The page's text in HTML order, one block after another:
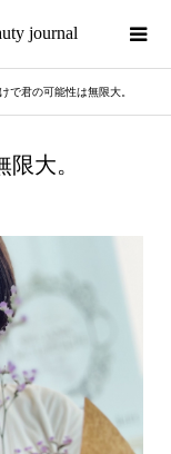
journal
で君の可能性は無限大。
大。